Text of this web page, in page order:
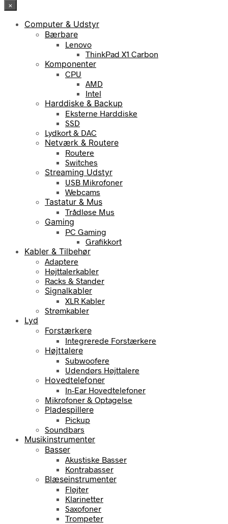
×
Computer & Udstyr
Bærbare
Lenovo
ThinkPad X1 Carbon
Komponenter
CPU
AMD
Intel
Harddiske & Backup
Eksterne Harddiske
SSD
Lydkort & DAC
Netværk & Routere
Routere
Switches
Streaming Udstyr
USB Mikrofoner
Webcams
Tastatur & Mus
Trådløse Mus
Gaming
PC Gaming
Grafikkort
Kabler & Tilbehør
Adaptere
Højttalerkabler
Racks & Stander
Signalkabler
XLR Kabler
Strømkabler
Lyd
Forstærkere
Integrerede Forstærkere
Højttalere
Subwoofere
Udendørs Højttalere
Hovedtelefoner
In-Ear Hovedtelefoner
Mikrofoner & Optagelse
Pladespillere
Pickup
Soundbars
Musikinstrumenter
Basser
Akustiske Basser
Kontrabasser
Blæseinstrumenter
Fløjter
Klarinetter
Saxofoner
Trompeter